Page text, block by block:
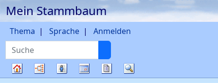
Weiter zu Hauptseite
Mein Stammbaum
Suche
Thema Sprache Anmelden
Diagramme
Listen KalenderBerichte